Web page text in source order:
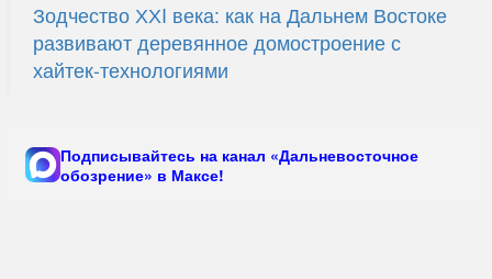
Зодчество ХХI века: как на Дальнем Востоке
развивают деревянное домостроение с
хайтек-технологиями
Подписывайтесь на канал «Дальневосточное
обозрение» в Максе!